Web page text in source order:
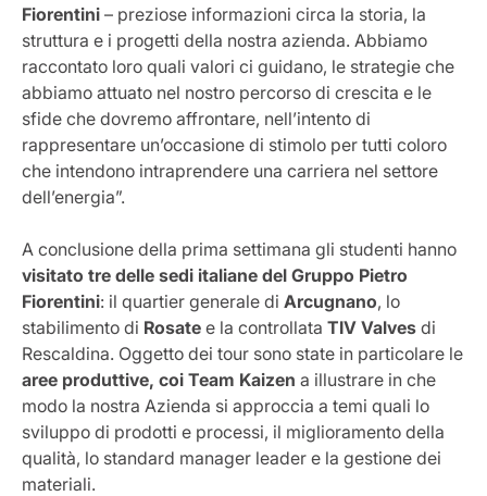
Fiorentini – preziose informazioni circa la storia, la
struttura e i progetti della nostra azienda. Abbiamo
raccontato loro quali valori ci guidano, le strategie che
abbiamo attuato nel nostro percorso di crescita e le
sfide che dovremo affrontare, nell’intento di
rappresentare un’occasione di stimolo per tutti coloro
che intendono intraprendere una carriera nel settore
dell’energia”.
A conclusione della prima settimana gli studenti hanno
visitato tre delle sedi italiane del Gruppo Pietro
Fiorentini: il quartier generale di Arcugnano, lo
stabilimento di Rosate e la controllata TIV Valves di
Rescaldina. Oggetto dei tour sono state in particolare le
aree produttive, coi Team Kaizen a illustrare in che
modo la nostra Azienda si approccia a temi quali lo
sviluppo di prodotti e processi, il miglioramento della
qualità, lo standard manager leader e la gestione dei
materiali.